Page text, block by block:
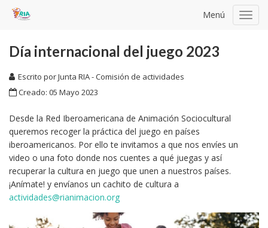
Menú
Día internacional del juego 2023
Escrito porJunta RIA - Comisión de actividades
Creado: 05 Mayo 2023
Desde la Red Iberoamericana de Animación Sociocultural
queremos recoger la práctica del juego en países
iberoamericanos. Por ello te invitamos a que nos envíes un
video o una foto donde nos cuentes a qué juegas y así
recuperar la cultura en juego que unen a nuestros países.
¡Anímate! y envíanos un cachito de cultura a
actividades@rianimacion.org